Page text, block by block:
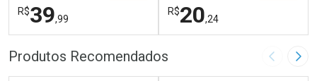
R$39,99
FECHAR
FECHAR
R$20,24
Produtos Recomendados Imagem